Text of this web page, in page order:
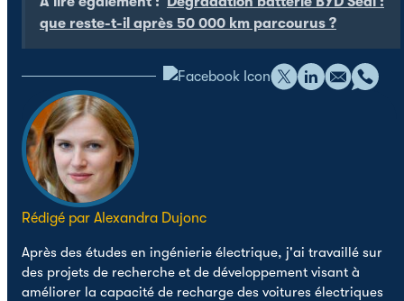
que reste-t-il après 50 000 km parcourus ?
Rédigé par Alexandra Dujonc
Après des études en ingénierie électrique, j'ai travaillé sur
des projets de recherche et de développement visant à
améliorer la capacité de recharge des voitures électriques